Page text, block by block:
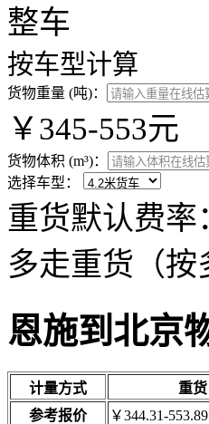
整车
按车型计算
货物重量 (吨)：
￥345-553元
货物体积 (m³)：
选择车型：
重货默认费率
多走重货（按
恩施到北京
计量方式 重货
参考报价
￥344.31-